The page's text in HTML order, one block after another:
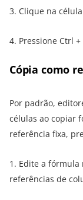
3. Clique na
4. Pressione Ctrl
Cópia como
Por padrão,
células ao copiar
referência fixa,
1. Edite a
referências de